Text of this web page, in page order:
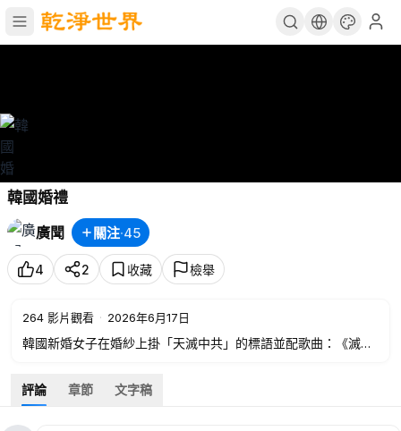
韓國婚禮
廣聞
關注·45
4 2 收藏 檢舉
264 影片觀看 · 2026年6月17日
韓國新婚女子在婚紗上掛「天滅中共」的標語並配歌曲：《滅共
評論
章節 文字稿